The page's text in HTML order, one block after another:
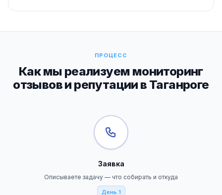
ПРОЦЕСС
Как мы реализуем мониторинг
отзывов и репутации в Таганроге
Заявка
Описываете задачу — что собирать и откуда
День 1